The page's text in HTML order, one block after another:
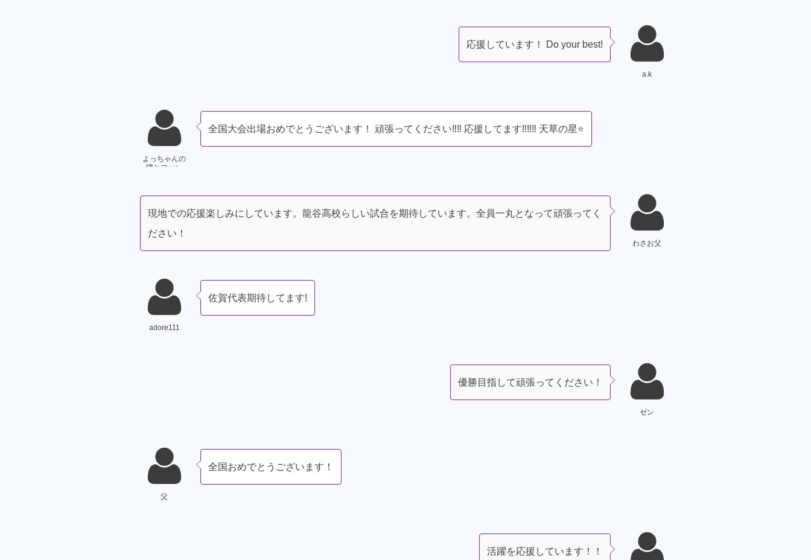
a.k
応援しています！ Do your best!
よっちゃんの
隠れファン
全国大会出場おめでとうございます！ 頑張ってください‼︎‼︎ 応援してます‼︎‼︎‼︎ 天草の星⭐
わさお父
現地での応援楽しみにしています。龍谷高校らしい試合を期待しています。全員一丸となって頑張ってく
ださい！
adore111
佐賀代表期待してます!
ゼン
優勝目指して頑張ってください！
父
全国おめでとうございます！
活躍を応援しています！！